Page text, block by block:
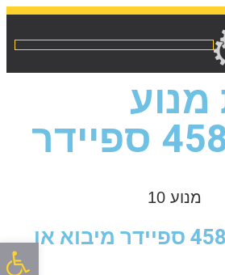
פתחמנוע פרארי 458 ספיידר מיבוא או